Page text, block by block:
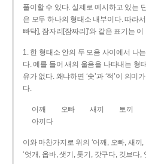
풀이할 수 있다. 실제로 예시하고 있는
은 모두 하나의 형태소 내부이다. 따라
빠닥], 잠자리[잠짜리]’와 같은 표기는
1. 한 형태소 안의 두 모음 사이에서 나
다. 예를 들어 새의 울음을 나타내는 형태
유가 없다. 왜냐하면 ‘솟’과 ‘적’이 의미
다.
어깨 오빠 새끼 토끼
아끼다
이와 마찬가지로 위의 ‘어깨, 오빠, 새끼
‘엇개, 옵바, 샛기, 톳기, 갓구다, 깃브다,